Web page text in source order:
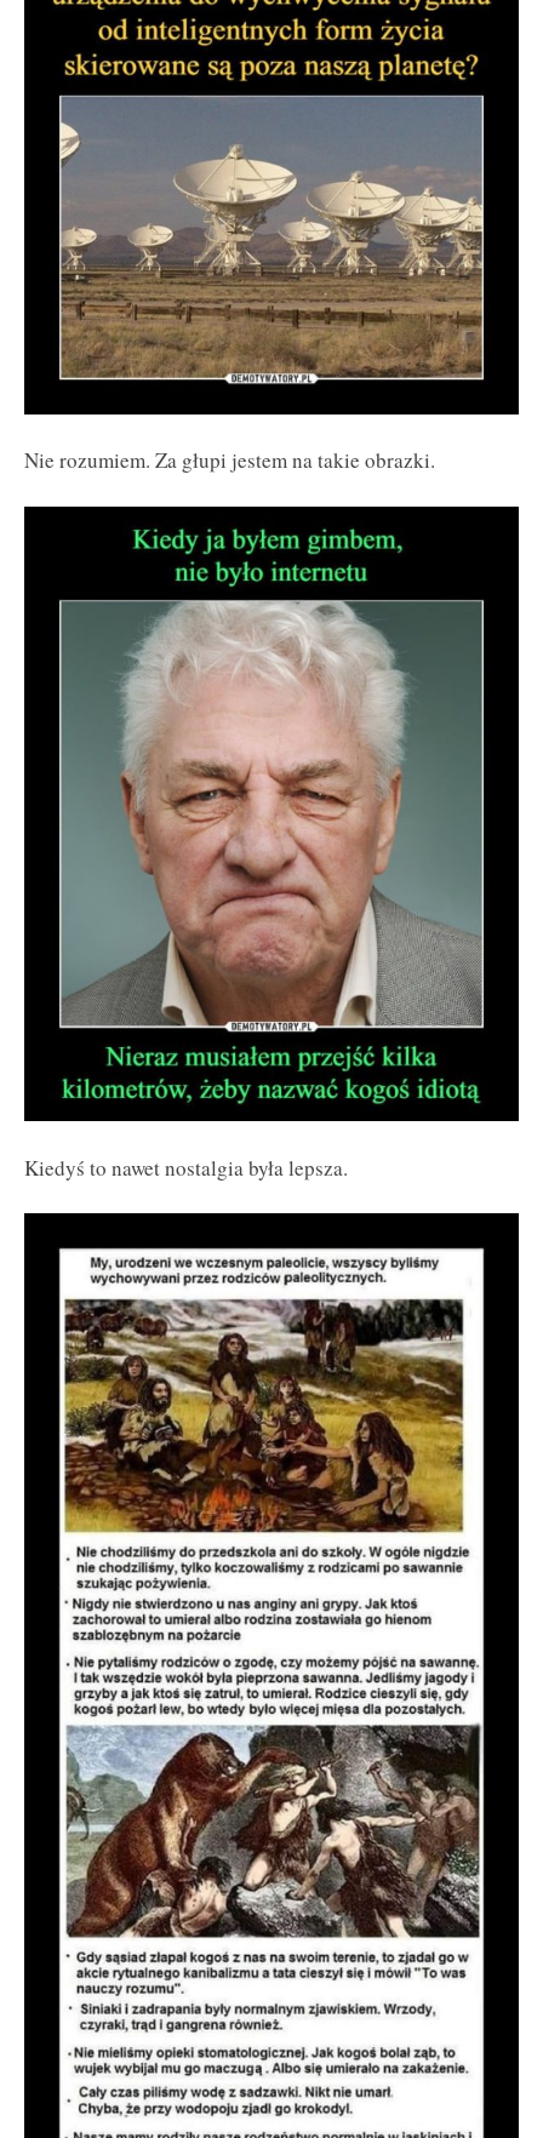
Nie rozumiem. Za głupi jestem na takie obrazki.
Kiedyś to nawet nostalgia była lepsza.